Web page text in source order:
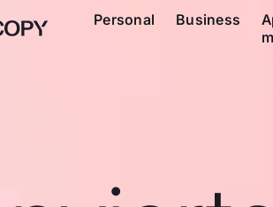
Personal Business